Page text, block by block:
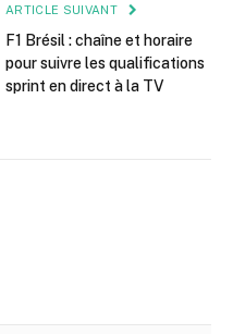
ARTICLE SUIVANT
F1 Brésil : chaîne et horaire
pour suivre les qualifications
sprint en direct à la TV